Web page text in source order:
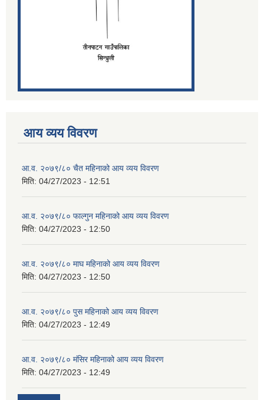
आय व्यय विवरण
आ.व. २०७९/८० चैत महिनाको आय व्यय विवरण
मिति: 04/27/2023 - 12:51
आ.व. २०७९/८० फाल्गुन महिनाको आय व्यय विवरण
मिति: 04/27/2023 - 12:50
आ.व. २०७९/८० माघ महिनाको आय व्यय विवरण
मिति: 04/27/2023 - 12:50
आ.व. २०७९/८० पुस महिनाको आय व्यय विवरण
मिति: 04/27/2023 - 12:49
आ.व. २०७९/८० मंसिर महिनाको आय व्यय विवरण
मिति: 04/27/2023 - 12:49